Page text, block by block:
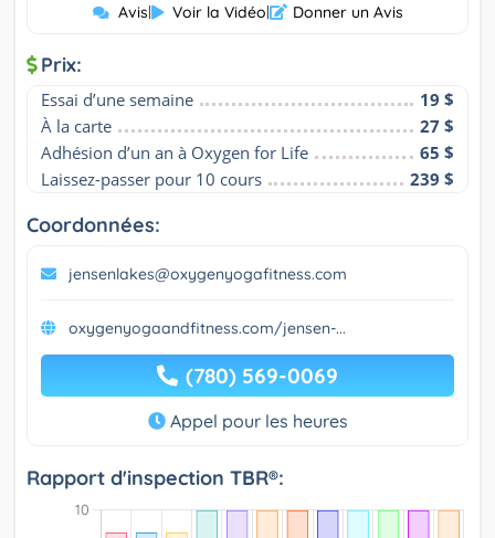
Avis| Voir la Vidéo| Donner un Avis
Prix:
Essai d’une semaine
19 $
À la carte
27 $
Adhésion d’un an à Oxygen for Life
65 $
Laissez-passer pour 10 cours
239 $
Coordonnées:
jensenlakes@oxygenyogafitness.com
oxygenyogaandfitness.com/jensen-...
(780) 569-0069
Appel pour les heures
Rapport d'inspection TBR®: